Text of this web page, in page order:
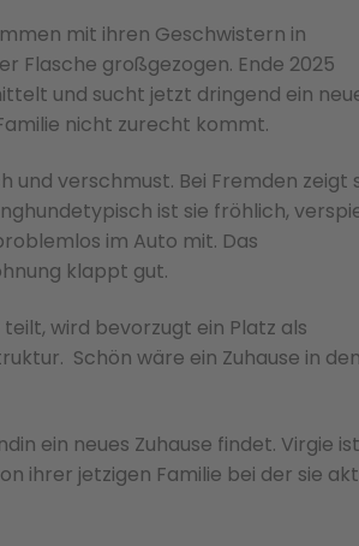
mit ihren Geschwistern in
Flasche großgezogen. Ende 2025
und sucht jetzt dringend ein
nicht zurecht kommt.
und verschmust. Bei Fremden zeigt
ist sie fröhlich,
im Auto mit. Das
klappt gut.
wird bevorzugt ein Platz als
Schön wäre ein Zuhause in
ein neues Zuhause findet. Virgie ist
ihrer jetzigen Familie bei der sie